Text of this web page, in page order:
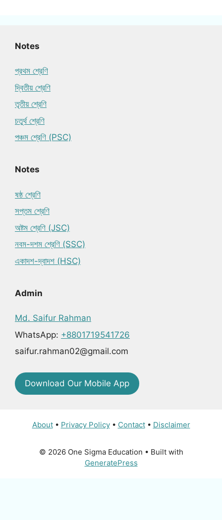
Notes
প্রথম শ্রেণি
দ্বিতীয় শ্রেণি
তৃতীয় শ্রেণি
চতুর্থ শ্রেণি
পঞ্চম শ্রেণি (PSC)
Notes
ষষ্ঠ শ্রেণি
সপ্তম শ্রেণি
অষ্টম শ্রেণি (JSC)
নবম-দশম শ্রেণি (SSC)
একাদশ-দ্বাদশ (HSC)
Admin
Md. Saifur Rahman
WhatsApp: +8801719541726
saifur.rahman02@gmail.com
Download Our Mobile App
About• Privacy Policy• Contact• Disclaimer
© 2026 One Sigma Education • Built with
GeneratePress